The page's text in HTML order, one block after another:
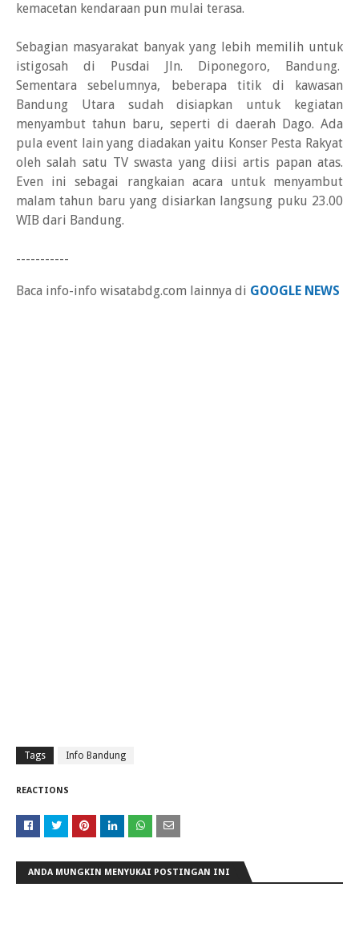
kemacetan kendaraan pun mulai terasa.
Sebagian masyarakat banyak yang lebih memilih untuk
istigosah di Pusdai Jln. Diponegoro, Bandung.
Sementara sebelumnya, beberapa titik di kawasan
Bandung Utara sudah disiapkan untuk kegiatan
menyambut tahun baru, seperti di daerah Dago. Ada
pula event lain yang diadakan yaitu Konser Pesta Rakyat
oleh salah satu TV swasta yang diisi artis papan atas.
Even ini sebagai rangkaian acara untuk menyambut
malam tahun baru yang disiarkan langsung puku 23.00
WIB dari Bandung.
-----------
Baca info-info wisatabdg.com lainnya di GOOGLE NEWS
Tags Info Bandung
REACTIONS
ANDA MUNGKIN MENYUKAI POSTINGAN INI